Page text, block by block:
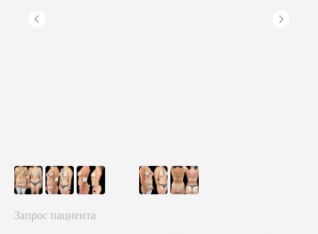
Запрос пациента